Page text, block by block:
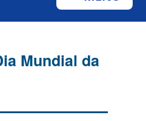
Mundial da